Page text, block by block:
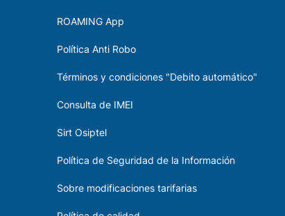
ROAMING App
Política Anti Robo
Términos y condiciones "Debito automático"
Consulta de IMEI
Sirt Osiptel
Política de Seguridad de la Información
Sobre modificaciones tarifarias